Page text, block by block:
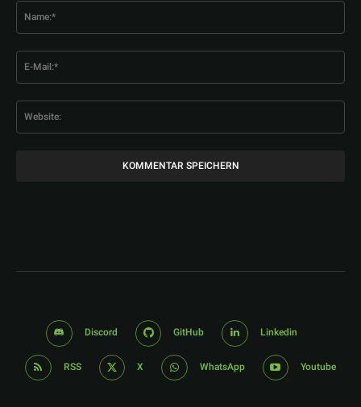
Discord GitHub Linkedin
RSS X WhatsApp Youtube